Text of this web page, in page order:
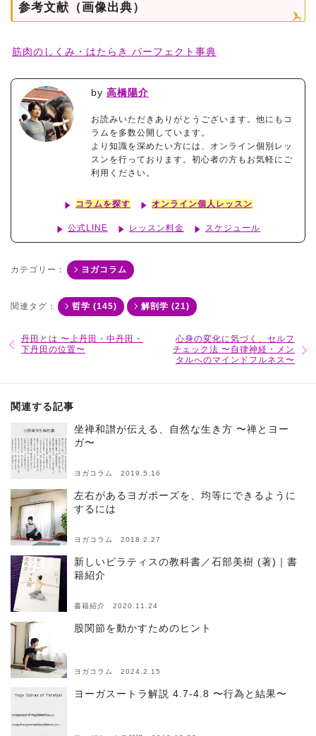
参考文献（画像出典）
筋肉のしくみ・はたらき パーフェクト事典
by 高橋陽介
お読みいただきありがとうございます。他にもコ
ラムを多数公開しています。
より知識を深めたい方には、オンライン個別レッ
スンを行っております。初心者の方もお気軽にご
利用ください。
コラムを探す オンライン個人レッスン
公式LINE レッスン料金 スケジュール
カテゴリー： ヨガコラム
関連タグ： 哲学 (145) 解剖学 (21)
丹田とは 〜上丹田・中丹田・
下丹田の位置〜
心身の変化に気づく、セルフ
チェック法 〜自律神経・メン
タルへのマインドフルネス〜
関連する記事
坐禅和讃が伝える、自然な生き方 〜禅とヨー
ガ〜
ヨガコラム 2019.5.16
左右があるヨガポーズを、均等にできるように
するには
ヨガコラム 2018.2.27
新しいピラティスの教科書／石部美樹 (著)｜書
籍紹介
書籍紹介 2020.11.24
股関節を動かすためのヒント
ヨガコラム 2024.2.15
ヨーガスートラ解説 4.7-4.8 〜行為と結果〜